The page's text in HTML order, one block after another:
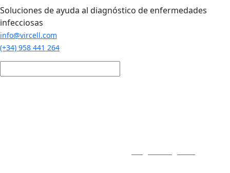
Pasar al contenido principal
Soluciones de ayuda al diagnóstico de enfermedades
infecciosas
info@vircell.com
(+34) 958 441 264